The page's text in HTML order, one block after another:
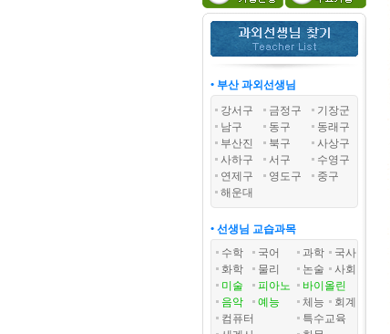
• 부산 과외선생님
강서구
금정구
기장군
남구
동구
동래구
부산진
북구
사상구
사하구
서구
수영구
연제구
영도구
중구
해운대
• 선생님 교습과목
수학
국어 과학
국사
화학
물리 논술
사회
미술
피아노
바이올린
음악
예능 체능
회계
컴퓨터
특수교육